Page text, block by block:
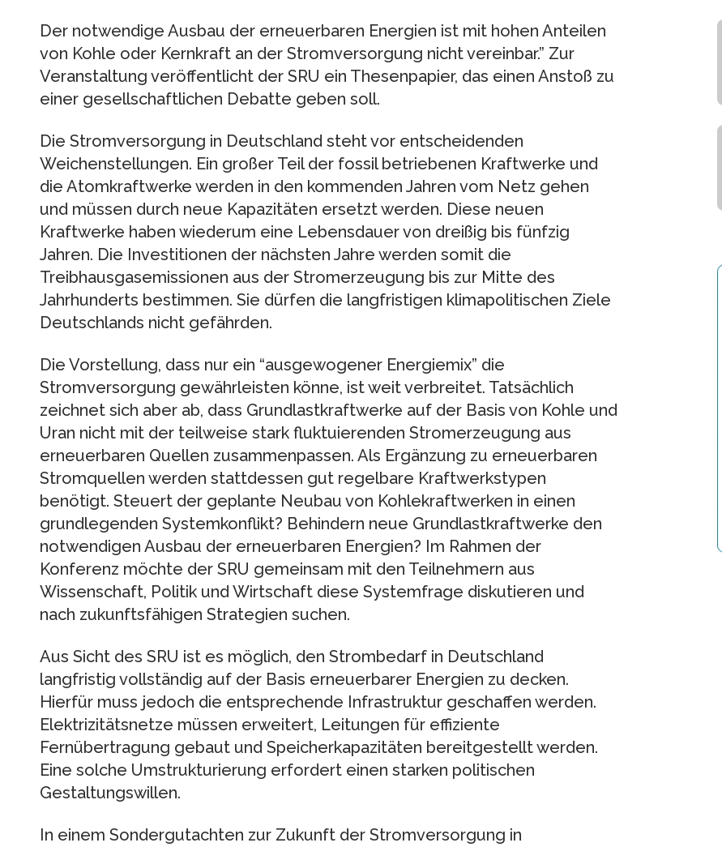
Der notwendige Ausbau der erneuerbaren Energien ist mit hohen Anteilen
von Kohle oder Kernkraft an der Stromversorgung nicht vereinbar.” Zur
Veranstaltung veröffentlicht der SRU ein Thesenpapier, das einen Anstoß zu
einer gesellschaftlichen Debatte geben soll.
Die Stromversorgung in Deutschland steht vor entscheidenden
Weichenstellungen. Ein großer Teil der fossil betriebenen Kraftwerke und
die Atomkraftwerke werden in den kommenden Jahren vom Netz gehen
und müssen durch neue Kapazitäten ersetzt werden. Diese neuen
Kraftwerke haben wiederum eine Lebensdauer von dreißig bis fünfzig
Jahren. Die Investitionen der nächsten Jahre werden somit die
Treibhausgasemissionen aus der Stromerzeugung bis zur Mitte des
Jahrhunderts bestimmen. Sie dürfen die langfristigen klimapolitischen Ziele
Deutschlands nicht gefährden.
Die Vorstellung, dass nur ein “ausgewogener Energiemix” die
Stromversorgung gewährleisten könne, ist weit verbreitet. Tatsächlich
zeichnet sich aber ab, dass Grundlastkraftwerke auf der Basis von Kohle und
Uran nicht mit der teilweise stark fluktuierenden Stromerzeugung aus
erneuerbaren Quellen zusammenpassen. Als Ergänzung zu erneuerbaren
Stromquellen werden stattdessen gut regelbare Kraftwerkstypen
benötigt. Steuert der geplante Neubau von Kohlekraftwerken in einen
grundlegenden Systemkonflikt? Behindern neue Grundlastkraftwerke den
notwendigen Ausbau der erneuerbaren Energien? Im Rahmen der
Konferenz möchte der SRU gemeinsam mit den Teilnehmern aus
Wissenschaft, Politik und Wirtschaft diese Systemfrage diskutieren und
nach zukunftsfähigen Strategien suchen.
Aus Sicht des SRU ist es möglich, den Strombedarf in Deutschland
langfristig vollständig auf der Basis erneuerbarer Energien zu decken.
Hierfür muss jedoch die entsprechende Infrastruktur geschaffen werden.
Elektrizitätsnetze müssen erweitert, Leitungen für effiziente
Fernübertragung gebaut und Speicherkapazitäten bereitgestellt werden.
Eine solche Umstrukturierung erfordert einen starken politischen
Gestaltungswillen.
In einem Sondergutachten zur Zukunft der Stromversorgung in